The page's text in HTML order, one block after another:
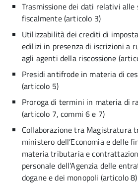
Trasmissione dei dati relativi alle
fiscalmente (articolo 3)
Utilizzabilità dei crediti di
edilizi in presenza di iscrizioni a
agli agenti della riscossione
Presidi antifrode in materia di
(articolo 5)
Proroga di termini in materia di
(articolo 7, commi 6 e 7)
Collaborazione tra Magistratura
ministero dell’Economia e delle
materia tributaria e
personale dell’Agenzia delle
dogane e dei monopoli (articolo 8)